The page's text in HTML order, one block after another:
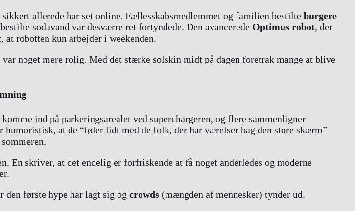
allerede har set online. Fællesskabsmedlemmet og familien bestilte burgere
sodavand var desværre ret fortyndede. Den avancerede Optimus robot, der
robotten kun arbejder i weekenden.
noget mere rolig. Med det stærke solskin midt på dagen foretrak mange at blive
ind på parkeringsarealet ved superchargeren, og flere sammenligner
at de “føler lidt med de folk, der har værelser bag den store skærm”
En skriver, at det endelig er forfriskende at få noget anderledes og moderne
den første hype har lagt sig og crowds (mængden af mennesker) tynder ud.